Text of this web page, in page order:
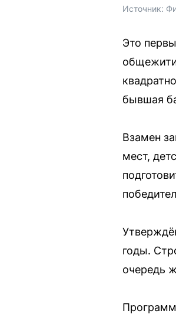
Источник:
Это
бывшая
Взамен
мест,
годы.
очередь